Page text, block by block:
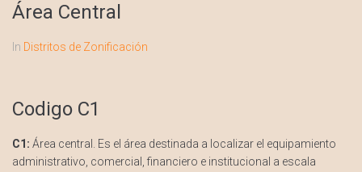
Área Central
In Distritos de Zonificación
Codigo C1
C1: Área central. Es el área destinada a localizar el equipamiento
administrativo, comercial, financiero e institucional a escala